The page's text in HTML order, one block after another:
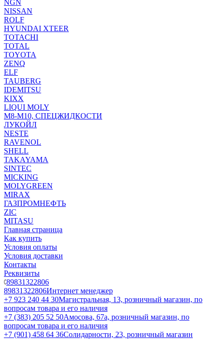
NGN
NISSAN
ROLF
HYUNDAI XTEER
TOTACHI
TOTAL
TOYOTA
ZENQ
ELF
TAUBERG
IDEMITSU
KIXX
LIQUI MOLY
М8-М10, СПЕЦЖИДКОСТИ
ЛУКОЙЛ
NESTE
RAVENOL
SHELL
TAKAYAMA
SINTEC
MICKING
MOLYGREEN
MIRAX
ГАЗПРОМНЕФТЬ
ZIC
MITASU
Главная страница
Как купить
Условия оплаты
Условия доставки
Контакты
Реквизиты
89831322806
89831322806Интернет менеджер
+7 923 240 44 30​Магистральная, 13, розничный магазин, по
вопросам товара и его наличия
+7 (383) 205 52 50Амосова, 67а, розничный магазин, по
вопросам товара и его наличия
+7 (901) 458 64 36Солидарности, 23, розничный магазин